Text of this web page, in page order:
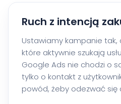
Ruch z intencją
Ustawiamy kampanie
które aktywnie szukają
Google Ads nie chodzi o
tylko o kontakt z
powód, żeby odezwać się